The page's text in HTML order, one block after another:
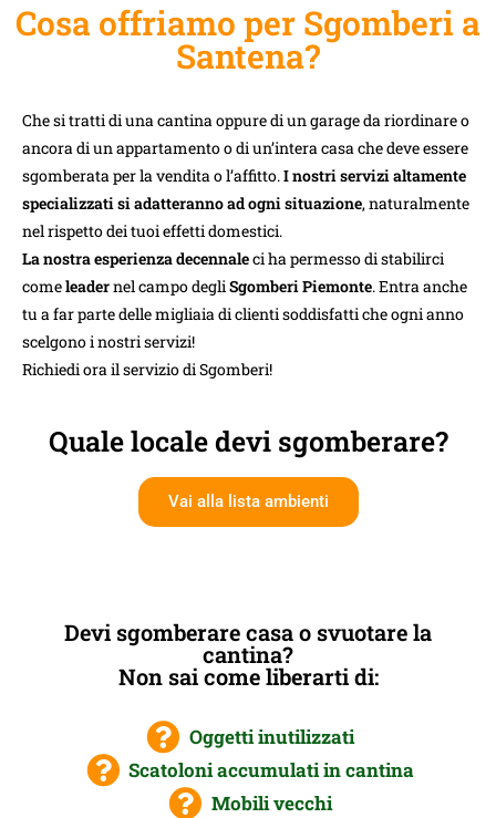
Cosa offriamo per Sgomberi a
Santena?
Che si tratti di una cantina oppure di un garage da riordinare o
ancora di un appartamento o di un’intera casa che deve essere
sgomberata per la vendita o l’affitto.I nostri servizi altamente
specializzati si adatteranno ad ogni situazione, naturalmente
nel rispetto dei tuoi effetti domestici.
La nostra esperienza decennaleci ha permesso di stabilirci
comeleadernel campo degliSgomberi Piemonte. Entra anche
tu a far parte delle migliaia di clienti soddisfatti che ogni anno
scelgono i nostri servizi!
Richiedi ora il servizio di Sgomberi!
Quale locale devi sgomberare?
Vai alla lista ambienti
Devi sgomberare casa o svuotare la
cantina?
Non sai come liberarti di:
Oggetti inutilizzati
Scatoloni accumulati in cantina
Mobili vecchi